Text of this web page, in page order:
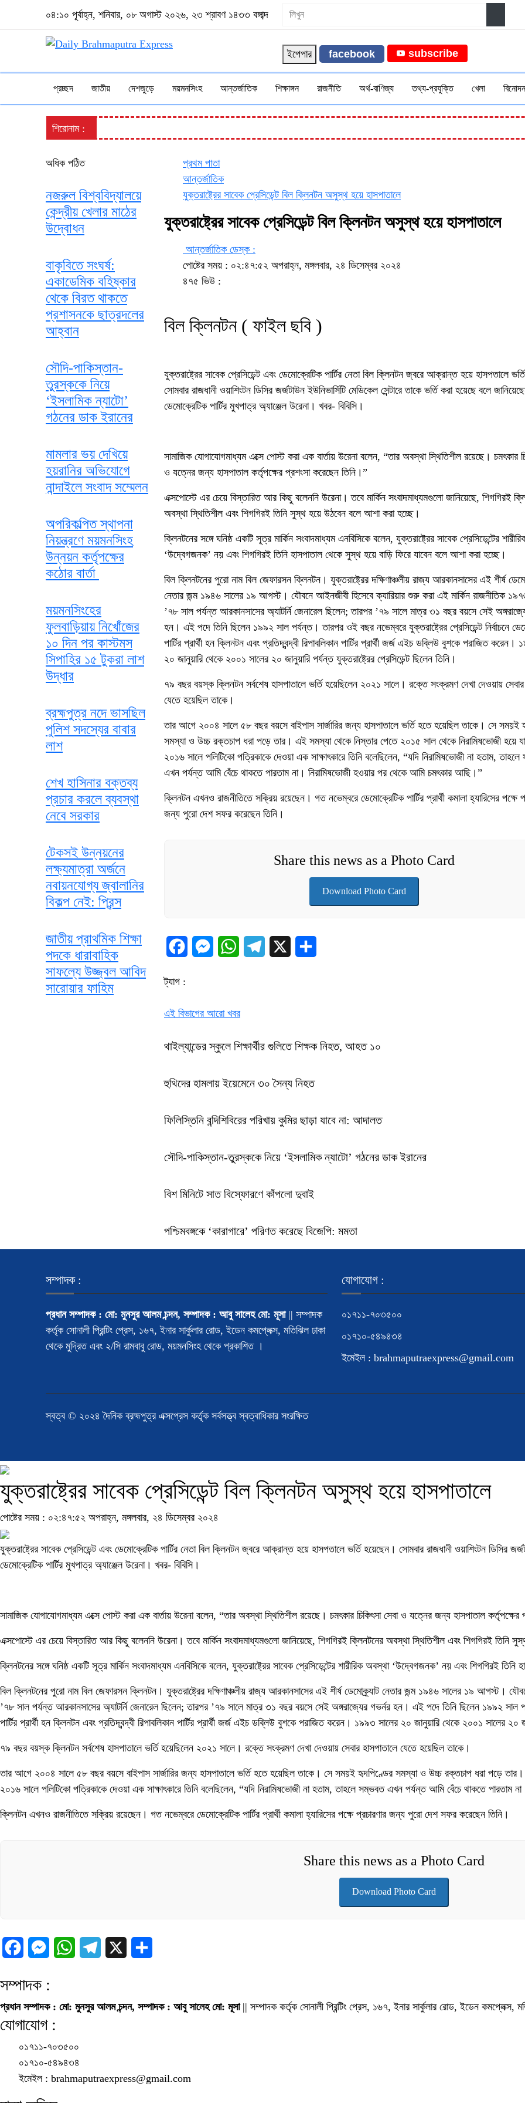
০৪:১০ পূর্বাহ্ন, শনিবার, ০৮ অগাস্ট ২০২৬, ২৩ শ্রাবণ ১৪৩৩ বঙ্গাব্দ
ইপেপার facebook subscribe
প্রচ্ছদ জাতীয় দেশজুড়ে ময়মনসিংহ আন্তর্জাতিক শিক্ষাঙ্গন রাজনীতি অর্থ-বাণিজ্য তথ্য-প্রযুক্তি খেলা বিনোদন
শিরোনাম :
প্রথম পাতা
আন্তর্জাতিক
যুক্তরাষ্ট্রের সাবেক প্রেসিডেন্ট বিল ক্লিনটন অসুস্থ হয়ে হাসপাতালে
যুক্তরাষ্ট্রের সাবেক প্রেসিডেন্ট বিল ক্লিনটন অসুস্থ হয়ে হাসপাতালে
আন্তর্জাতিক ডেস্ক :
পোষ্টের সময় : ০২:৪৭:৫২ অপরাহ্ন, মঙ্গলবার, ২৪ ডিসেম্বর ২০২৪
৪৭৫ ভিউ :
বিল ক্লিনটন ( ফাইল ছবি )
যুক্তরাষ্ট্রের সাবেক প্রেসিডেন্ট এবং ডেমোক্রেটিক পার্টির নেতা বিল ক্লিনটন জ্বরে আক্রান্ত হয়ে হাসপতালে
সোমবার রাজধানী ওয়াশিংটন ডিসির জর্জটাউন ইউনিভার্সিটি মেডিকেল সেন্টারে তাকে ভর্তি করা হয়েছে বলে
ডেমোক্রেটিক পার্টির মুখপাত্র অ্যাঞ্জেল উরেনা। খবর- বিবিসি।
সামাজিক যোগাযোগমাধ্যম এক্সে পোস্ট করা এক বার্তায় উরেনা বলেন, “তার অবস্থা স্থিতিশীল রয়েছে। চমৎকার
ও যত্নের জন্য হাসপাতাল কর্তৃপক্ষের প্রশংসা করেছেন তিনি।”
এক্সপোস্টে এর চেয়ে বিস্তারিত আর কিছু বলেননি উরেনা। তবে মার্কিন সংবাদমাধ্যমগুলো জানিয়েছে, শিগগিরই
অবস্থা স্থিতিশীল এবং শিগগিরই তিনি সুস্থ হয়ে উঠবেন বলে আশা করা হচ্ছে।
ক্লিনটনের সঙ্গে ঘনিষ্ঠ একটি সূত্র মার্কিন সংবাদমাধ্যম এনবিসিকে বলেন, যুক্তরাষ্ট্রের সাবেক প্রেসিডেন্টের
‘উদ্বেগজনক’ নয় এবং শিগগিরই তিনি হাসপাতাল থেকে সুস্থ হয়ে বাড়ি ফিরে যাবেন বলে আশা করা হচ্ছে।
বিল ক্লিনটনের পুরো নাম বিল জেফারসন ক্লিনটন। যুক্তরাষ্ট্রের দক্ষিণাঞ্চলীয় রাজ্য আরকানসাসের এই শীর্ষ
নেতার জন্ম ১৯৪৬ সালের ১৯ আগস্ট। যৌবনে আইনজীবী হিসেবে ক্যারিয়ার শুরু করা এই মার্কিন রাজনীতিক
’৭৮ সাল পর্যন্ত আরকানসাসের অ্যাটর্নি জেনারেল ছিলেন; তারপর ’৭৯ সালে মাত্র ৩১ বছর বয়সে সেই
হন। এই পদে তিনি ছিলেন ১৯৯২ সাল পর্যন্ত। তারপর ওই বছর নভেম্বরে যুক্তরাষ্ট্রের প্রেসিডেন্ট নির্বাচনে
পার্টির প্রার্থী হন ক্লিনটন এবং প্রতিদ্বন্দ্বী রিপাবলিকান পার্টির প্রার্থী জর্জ এইচ ডব্লিউ বুশকে পরাজিত করেন।
২০ জানুয়ারি থেকে ২০০১ সালের ২০ জানুয়ারি পর্যন্ত যুক্তরাষ্ট্রের প্রেসিডেন্ট ছিলেন তিনি।
৭৯ বছর বয়স্ক ক্লিনটন সর্বশেষ হাসপাতালে ভর্তি হয়েছিলেন ২০২১ সালে। রক্তে সংক্রমণ দেখা দেওয়ায় সেবার
যেতে হয়েছিল তাকে।
তার আগে ২০০৪ সালে ৫৮ বছর বয়সে বাইপাস সার্জারির জন্য হাসপাতালে ভর্তি হতে হয়েছিল তাকে। সে সময়ই
সমস্যা ও উচ্চ রক্তচাপ ধরা পড়ে তার। এই সমস্যা থেকে নিস্তার পেতে ২০১৫ সাল থেকে নিরামিষভোজী হয়ে
২০১৬ সালে পলিটিকো পত্রিকাকে দেওয়া এক সাক্ষাৎকারে তিনি বলেছিলেন, “যদি নিরামিষভোজী না হতাম,
এখন পর্যন্ত আমি বেঁচে থাকতে পারতাম না। নিরামিষভোজী হওয়ার পর থেকে আমি চমৎকার আছি।”
ক্লিনটন এখনও রাজনীতিতে সক্রিয় রয়েছেন। গত নভেম্বরে ডেমোক্রেটিক পার্টির প্রার্থী কমালা হ্যারিসের পক্ষে
জন্য পুরো দেশ সফর করেছেন তিনি।
Share this news as a Photo Card
Download Photo Card
FacebookMessengerWhatsAppTelegram
ট্যাগ :
এই বিভাগের আরো খবর
থাইল্যান্ডের স্কুলে শিক্ষার্থীর গুলিতে শিক্ষক নিহত, আহত ১০
হুথিদের হামলায় ইয়েমেনে ৩০ সৈন্য নিহত
ফিলিস্তিনি বন্দিশিবিরের পরিখায় কুমির ছাড়া যাবে না: আদালত
সৌদি-পাকিস্তান-তুরস্ককে নিয়ে ‘ইসলামিক ন্যাটো’ গঠনের ডাক ইরানের
বিশ মিনিটে সাত বিস্ফোরণে কাঁপলো দুবাই
পশ্চিমবঙ্গকে ‘কারাগারে’ পরিণত করেছে বিজেপি: মমতা
অধিক পঠিত
নজরুল বিশ্ববিদ্যালয়ে
কেন্দ্রীয় খেলার মাঠের
উদ্বোধন
বাকৃবিতে সংঘর্ষ:
একাডেমিক বহিষ্কার
থেকে বিরত থাকতে
প্রশাসনকে ছাত্রদলের
আহ্বান
সৌদি-পাকিস্তান-
তুরস্ককে নিয়ে
‘ইসলামিক ন্যাটো’
গঠনের ডাক ইরানের
মামলার ভয় দেখিয়ে
হয়রানির অভিযোগে
নান্দাইলে সংবাদ সম্মেলন
অপরিকল্পিত স্থাপনা
নিয়ন্ত্রণে ময়মনসিংহ
উন্নয়ন কর্তৃপক্ষের
কঠোর বার্তা
ময়মনসিংহের
ফুলবাড়িয়ায় নিখোঁজের
১০ দিন পর কাস্টমস
সিপাহির ১৫ টুকরা লাশ
উদ্ধার
ব্রহ্মপুত্র নদে ভাসছিল
পুলিশ সদস্যের বাবার
লাশ
শেখ হাসিনার বক্তব্য
প্রচার করলে ব্যবস্থা
নেবে সরকার
টেকসই উন্নয়নের
লক্ষ্যমাত্রা অর্জনে
নবায়নযোগ্য জ্বালানির
বিকল্প নেই: প্রিন্স
জাতীয় প্রাথমিক শিক্ষা
পদকে ধারাবাহিক
সাফল্যে উজ্জ্বল আবিদ
সারোয়ার ফাহিম
সম্পাদক :
প্রধান সম্পাদক : মো: মুনসুর আলম চন্দন, সম্পাদক : আবু সালেহ মো: মূসা|| সম্পাদক
কর্তৃক সোনালী প্রিন্টিং প্রেস, ১৬৭, ইনার সার্কুলার রোড, ইডেন কমপ্লেক্স, মতিঝিল ঢাকা
থেকে মুদ্রিত এবং ২/সি রামবাবু রোড, ময়মনসিংহ থেকে প্রকাশিত ।
যোগাযোগ :
০১৭১১-৭০৩৫০০
০১৭১০-৫৪৯৪৩৪
ইমেইল : brahmaputraexpress@gmail.com
স্বত্ব © ২০২৪ দৈনিক ব্রহ্মপুত্র এক্সপ্রেস কর্তৃক সর্বসত্ত্ব স্বত্বাধিকার সংরক্ষিত
যুক্তরাষ্ট্রের সাবেক প্রেসিডেন্ট বিল ক্লিনটন অসুস্থ হয়ে হাসপাতালে
পোষ্টের সময় : ০২:৪৭:৫২ অপরাহ্ন, মঙ্গলবার, ২৪ ডিসেম্বর ২০২৪
যুক্তরাষ্ট্রের সাবেক প্রেসিডেন্ট এবং ডেমোক্রেটিক পার্টির নেতা বিল ক্লিনটন জ্বরে আক্রান্ত হয়ে হাসপতালে ভর্তি হয়েছেন। সোমবার রাজধানী ওয়াশিংটন ডিসির
ডেমোক্রেটিক পার্টির মুখপাত্র অ্যাঞ্জেল উরেনা। খবর- বিবিসি।
সামাজিক যোগাযোগমাধ্যম এক্সে পোস্ট করা এক বার্তায় উরেনা বলেন, “তার অবস্থা স্থিতিশীল রয়েছে। চমৎকার চিকিৎসা সেবা ও যত্নের জন্য হাসপাতাল কর্তৃপক্ষের
এক্সপোস্টে এর চেয়ে বিস্তারিত আর কিছু বলেননি উরেনা। তবে মার্কিন সংবাদমাধ্যমগুলো জানিয়েছে, শিগগিরই ক্লিনটনের অবস্থা স্থিতিশীল এবং শিগগিরই তিনি
ক্লিনটনের সঙ্গে ঘনিষ্ঠ একটি সূত্র মার্কিন সংবাদমাধ্যম এনবিসিকে বলেন, যুক্তরাষ্ট্রের সাবেক প্রেসিডেন্টের শারীরিক অবস্থা ‘উদ্বেগজনক’ নয় এবং শিগগিরই
বিল ক্লিনটনের পুরো নাম বিল জেফারসন ক্লিনটন। যুক্তরাষ্ট্রের দক্ষিণাঞ্চলীয় রাজ্য আরকানসাসের এই শীর্ষ ডেমোক্র্যাট নেতার জন্ম ১৯৪৬ সালের ১৯ আগস্ট।
’৭৮ সাল পর্যন্ত আরকানসাসের অ্যাটর্নি জেনারেল ছিলেন; তারপর ’৭৯ সালে মাত্র ৩১ বছর বয়সে সেই অঙ্গরাজ্যের গভর্নর হন। এই পদে তিনি ছিলেন ১৯৯২ সাল
পার্টির প্রার্থী হন ক্লিনটন এবং প্রতিদ্বন্দ্বী রিপাবলিকান পার্টির প্রার্থী জর্জ এইচ ডব্লিউ বুশকে পরাজিত করেন। ১৯৯৩ সালের ২০ জানুয়ারি থেকে ২০০১ সালের ২০
৭৯ বছর বয়স্ক ক্লিনটন সর্বশেষ হাসপাতালে ভর্তি হয়েছিলেন ২০২১ সালে। রক্তে সংক্রমণ দেখা দেওয়ায় সেবার হাসপাতালে যেতে হয়েছিল তাকে।
তার আগে ২০০৪ সালে ৫৮ বছর বয়সে বাইপাস সার্জারির জন্য হাসপাতালে ভর্তি হতে হয়েছিল তাকে। সে সময়ই হৃদপিণ্ডের সমস্যা ও উচ্চ রক্তচাপ ধরা পড়ে
২০১৬ সালে পলিটিকো পত্রিকাকে দেওয়া এক সাক্ষাৎকারে তিনি বলেছিলেন, “যদি নিরামিষভোজী না হতাম, তাহলে সম্ভবত এখন পর্যন্ত আমি বেঁচে থাকতে
ক্লিনটন এখনও রাজনীতিতে সক্রিয় রয়েছেন। গত নভেম্বরে ডেমোক্রেটিক পার্টির প্রার্থী কমালা হ্যারিসের পক্ষে প্রচারণার জন্য পুরো দেশ সফর করেছেন তিনি।
Share this news as a Photo Card
Download Photo Card
FacebookMessengerWhatsAppTelegram
সম্পাদক :
প্রধান সম্পাদক : মো: মুনসুর আলম চন্দন, সম্পাদক : আবু সালেহ মো: মূসা|| সম্পাদক কর্তৃক সোনালী প্রিন্টিং প্রেস, ১৬৭, ইনার সার্কুলার রোড, ইডেন কমপ্লেক্স,
যোগাযোগ :
০১৭১১-৭০৩৫০০
০১৭১০-৫৪৯৪৩৪
ইমেইল : brahmaputraexpress@gmail.com